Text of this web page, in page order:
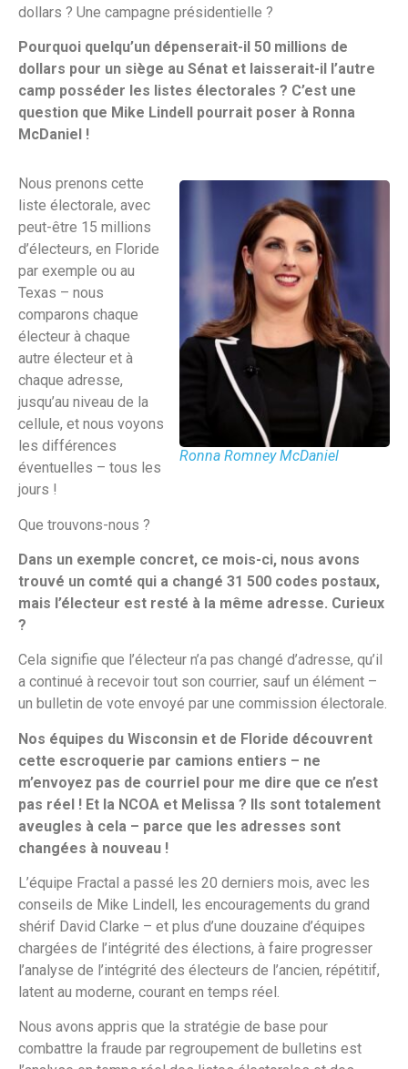
dollars ? Une campagne présidentielle ?
Pourquoi quelqu’un dépenserait-il 50 millions de
dollars pour un siège au Sénat et laisserait-il l’autre
camp posséder les listes électorales ? C’est une
question que Mike Lindell pourrait poser à Ronna
McDaniel !
Ronna Romney McDaniel
Nous prenons cette
liste électorale, avec
peut-être 15 millions
d’électeurs, en Floride
par exemple ou au
Texas – nous
comparons chaque
électeur à chaque
autre électeur et à
chaque adresse,
jusqu’au niveau de la
cellule, et nous voyons
les différences
éventuelles – tous les
jours !
Que trouvons-nous ?
Dans un exemple concret, ce mois-ci, nous avons
trouvé un comté qui a changé 31 500 codes postaux,
mais l’électeur est resté à la même adresse. Curieux
?
Cela signifie que l’électeur n’a pas changé d’adresse, qu’il
a continué à recevoir tout son courrier, sauf un élément –
un bulletin de vote envoyé par une commission électorale.
Nos équipes du Wisconsin et de Floride découvrent
cette escroquerie par camions entiers – ne
m’envoyez pas de courriel pour me dire que ce n’est
pas réel ! Et la NCOA et Melissa ? Ils sont totalement
aveugles à cela – parce que les adresses sont
changées à nouveau !
L’équipe Fractal a passé les 20 derniers mois, avec les
conseils de Mike Lindell, les encouragements du grand
shérif David Clarke – et plus d’une douzaine d’équipes
chargées de l’intégrité des élections, à faire progresser
l’analyse de l’intégrité des électeurs de l’ancien, répétitif,
latent au moderne, courant en temps réel.
Nous avons appris que la stratégie de base pour
combattre la fraude par regroupement de bulletins est